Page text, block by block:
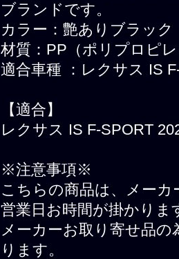
ブランドです。
カラー：艶ありブラック
材質：PP（ポリプロピ
適合車種 ：レクサス IS
【適合】
レクサス IS F-SPORT
※注意事項※
こちらの商品は、メー
営業日お時間が掛かりま
メーカーお取り寄せ品
ります。